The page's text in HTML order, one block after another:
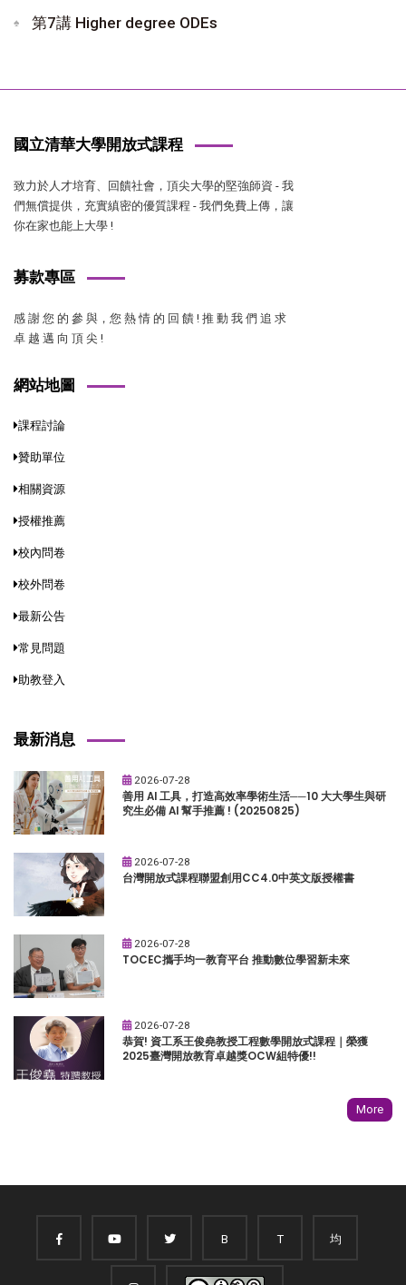
第7講 Higher degree ODEs
國立清華大學開放式課程
致力於人才培育、回饋社會，頂尖大學的堅強師資 - 我
們無償提供，充實縝密的優質課程 - 我們免費上傳，讓
你在家也能上大學 !
募款專區
感 謝 您 的 參 與，您 熱 情 的 回 饋 ! 推 動 我 們 追 求
卓 越 邁 向 頂 尖 !
網站地圖
課程討論
贊助單位
相關資源
授權推薦
校內問卷
校外問卷
最新公告
常見問題
助教登入
最新消息
2026-07-28
善用 AI 工具，打造高效率學術生活──10 大大學生與研
究生必備 AI 幫手推薦 ! (20250825)
2026-07-28
台灣開放式課程聯盟創用CC4.0中英文版授權書
2026-07-28
TOCEC攜手均一教育平台 推動數位學習新未來
2026-07-28
恭賀! 資工系王俊堯教授工程數學開放式課程｜榮獲
2025臺灣開放教育卓越獎OCW組特優!!
More
B T 均